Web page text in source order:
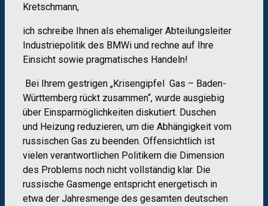
Kretschmann,
ich schreibe Ihnen als ehemaliger Abteilungsleiter
Industriepolitik des BMWi und rechne auf Ihre
Einsicht sowie pragmatisches Handeln!
Bei Ihrem gestrigen „Krisengipfel Gas – Baden-
Württemberg rückt zusammen“, wurde ausgiebig
über Einsparmöglichkeiten diskutiert. Duschen
und Heizung reduzieren, um die Abhängigkeit vom
russischen Gas zu beenden. Offensichtlich ist
vielen verantwortlichen Politikern die Dimension
des Problems noch nicht vollständig klar. Die
russische Gasmenge entspricht energetisch in
etwa der Jahresmenge des gesamten deutschen